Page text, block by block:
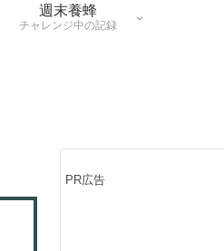
週末養蜂
チャレンジ中の記録
PR広告